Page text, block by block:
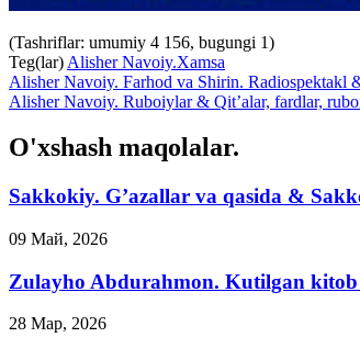
(Tashriflar: umumiy 4 156, bugungi 1)
Teg(lar) Alisher Navoiy.Xamsa
Alisher Navoiy. Farhod va Shirin.
Alisher Navoiy. Ruboiylar & Qit’alar, fardlar,
O'xshash maqolalar.
Sakkokiy. G’azallar va qasida &
09 Май, 2026
Zulayho Abdurahmon. Kutilgan
28 Мар, 2026